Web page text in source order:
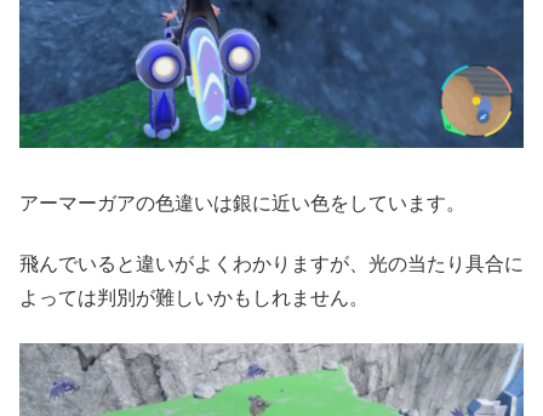
アーマーガアの色違いは銀に近い色をしています。
飛んでいると違いがよくわかりますが、光の当たり具合に
よっては判別が難しいかもしれません。